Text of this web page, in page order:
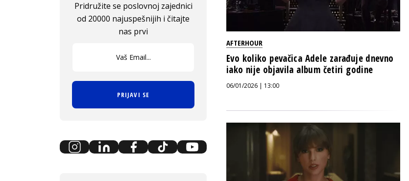
AFTERHOUR
Evo koliko pevačica Adele zarađuje dnevno
iako nije objavila album četiri godine
06/01/2026 | 13:00
Pridružite se poslovnoj zajednici
od 20000 najuspešnijih i čitajte
nas prvi
PRIJAVI SE